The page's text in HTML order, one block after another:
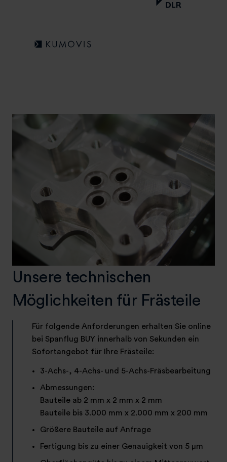
Unsere technischen
Möglichkeiten für Frästeile
Für folgende Anforderungen erhalten Sie online
bei Spanflug BUY innerhalb von Sekunden ein
Sofortangebot für Ihre Frästeile:
3-Achs-, 4-Achs- und 5-Achs-Fräsbearbeitung
Abmessungen:
Bauteile ab 2 mm x 2 mm x 2 mm
Bauteile bis 3.000 mm x 2.000 mm x 200 mm
Größere Bauteile auf Anfrage
Fertigung bis zu einer Genauigkeit von 5 µm